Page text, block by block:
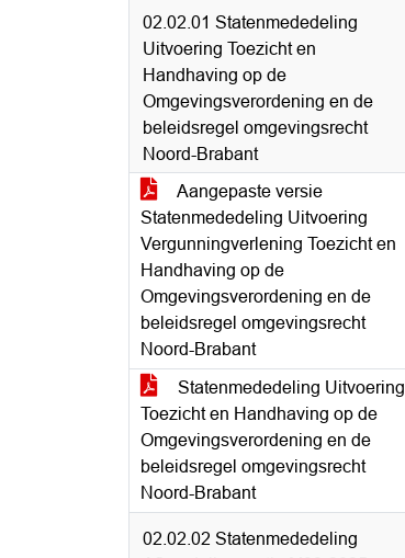
02.02.01 Statenmededeling
Uitvoering Toezicht en
Handhaving op de
Omgevingsverordening en de
beleidsregel omgevingsrecht
Noord-Brabant
Aangepaste versie
Statenmededeling Uitvoering
Vergunningverlening Toezicht en
Handhaving op de
Omgevingsverordening en de
beleidsregel omgevingsrecht
Noord-Brabant
Statenmededeling Uitvoering
Toezicht en Handhaving op de
Omgevingsverordening en de
beleidsregel omgevingsrecht
Noord-Brabant
02.02.02 Statenmededeling